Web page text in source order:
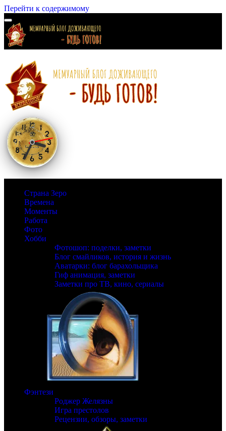
Перейти к содержимому
Страна Зеро
Времена
Моменты
Работа
Фото
Хобби
Фотошоп: поделки, заметки
Блог смайликов, история и жизнь
Аватарки: блог барахольщика
Гиф анимация, заметки
Заметки про ТВ, кино, сериалы
Фэнтези
Роджер Желязны
Игра престолов
Рецензии, обзоры, заметки